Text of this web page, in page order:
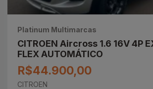
Platinum Multimarcas
CITROEN Aircross 1.6 16V 4P
FLEX AUTOMÁTICO
R$44.900,00
CITROEN